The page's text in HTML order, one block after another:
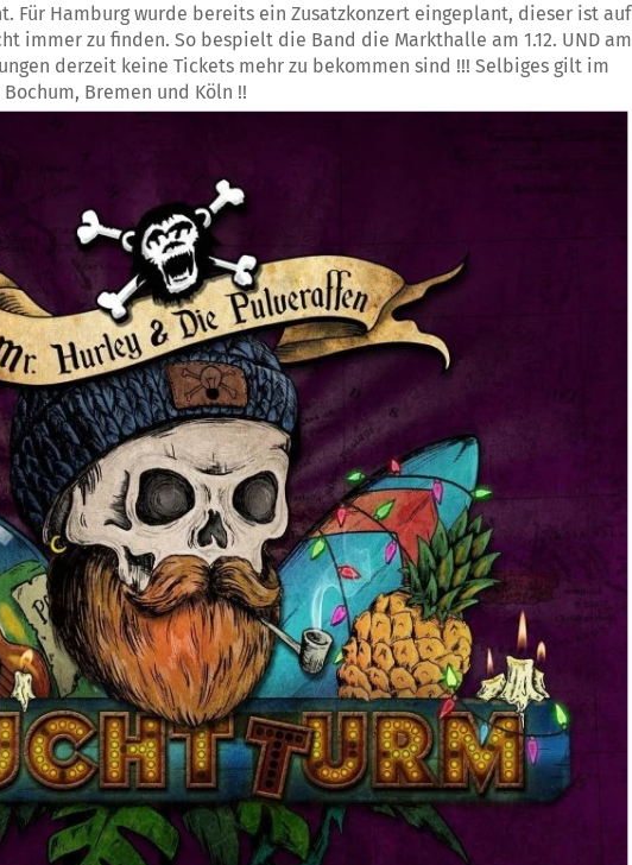
Für Hamburg wurde bereits ein Zusatzkonzert eingeplant, dieser ist auf
immer zu finden. So bespielt die Band die Markthalle am 1.12. UND am
derzeit keine Tickets mehr zu bekommen sind !!! Selbiges gilt im
Bremen und Köln !!